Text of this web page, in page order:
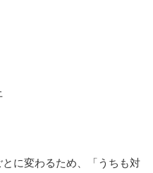
に変わるため、「うちも対